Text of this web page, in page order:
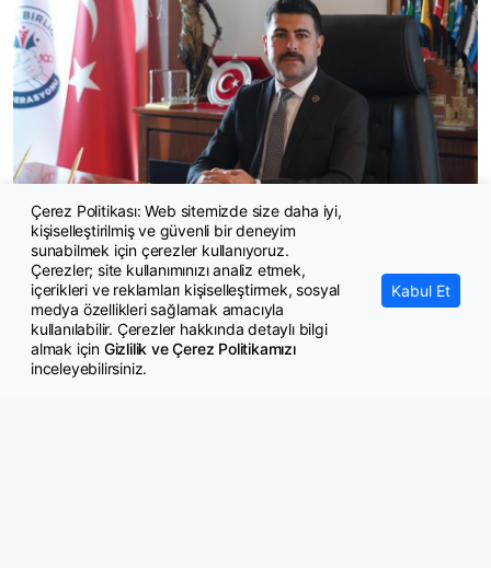
Kaya: Memur her ay biraz daha yoksullaşıyor
Çerez Politikası: Web sitemizde size daha iyi,
kişiselleştirilmiş ve güvenli bir deneyim
sunabilmek için çerezler kullanıyoruz.
Çerezler; site kullanımınızı analiz etmek,
içerikleri ve reklamları kişiselleştirmek, sosyal
medya özellikleri sağlamak amacıyla
kullanılabilir. Çerezler hakkında detaylı bilgi
almak için Gizlilik ve Çerez Politikamızı
inceleyebilirsiniz.
Kabul Et